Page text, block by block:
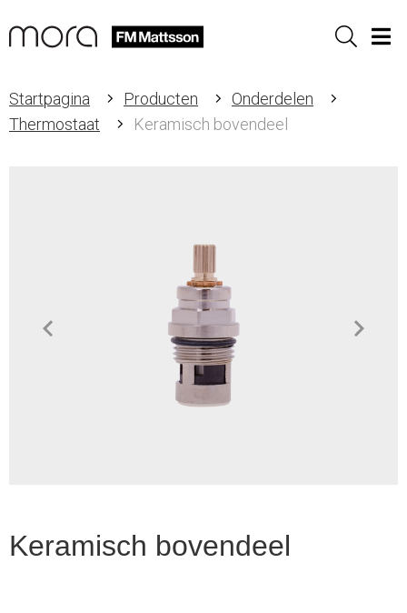
Sök
Startpagina Producten
Onderdelen
Thermostaat
Keramisch bovendeel
Keramisch bovendeel